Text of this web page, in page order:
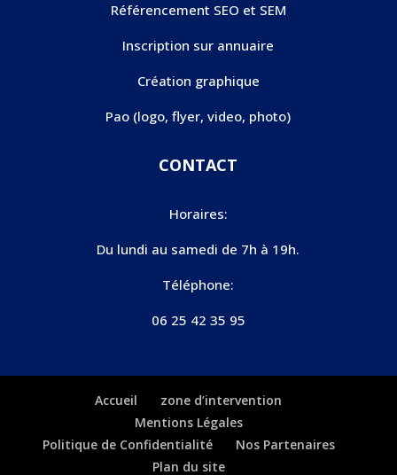
Référencement SEO et SEM
Inscription sur annuaire
Création graphique
Pao (logo, flyer, video, photo)
CONTACT
Horaires:
Du lundi au samedi de 7h à 19h.
Téléphone:
06 25 42 35 95
Accueil
zone d’intervention
Mentions Légales
Politique de Confidentialité
Nos Partenaires
Plan du site